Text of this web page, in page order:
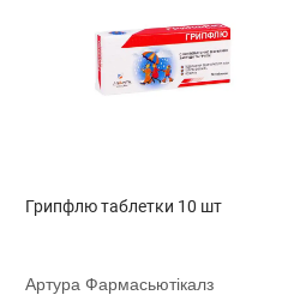
Грипфлю таблетки 10 шт
Артура Фармасьютікалз